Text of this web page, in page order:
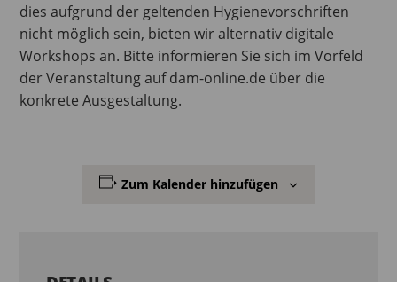
dies aufgrund der geltenden Hygienevorschriften
nicht möglich sein, bieten wir alternativ digitale
Workshops an. Bitte informieren Sie sich im Vorfeld
der Veranstaltung auf dam-online.de über die
konkrete Ausgestaltung.
Zum Kalender hinzufügen